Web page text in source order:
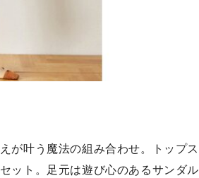
が叶う魔法の組み合わせ。トップス
ット。足元は遊び心のあるサンダル